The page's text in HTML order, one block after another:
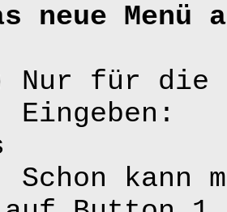
neue
für die
x
kann